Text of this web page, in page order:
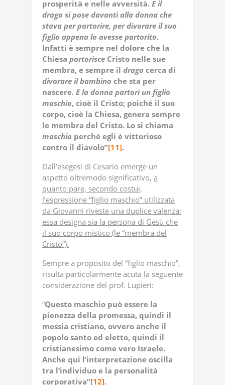
prosperità e nelle avversità. E il
drago si pose davanti alla donna che
stava per partorire, per divorare il suo
figlio appena lo avesse partorito.
Infatti è sempre nel dolore che la
Chiesa partorisce Cristo nelle sue
membra, e sempre il drago cerca di
divorare il bambino che sta per
nascere. E la donna partorì un figlio
maschio, cioè il Cristo; poiché il suo
corpo, cioè la Chiesa, genera sempre
le membra del Cristo. Lo si chiama
maschio perché egli è vittorioso
contro il diavolo”[11].
Dall’esegesi di Cesario emerge un
aspetto oltremodo significativo, a
quanto pare, secondo costui,
l’espressione “figlio maschio” utilizzata
da Giovanni riveste una duplice valenza:
essa designa sia la persona di Gesù che
il suo corpo mistico (le “membra del
Cristo”).
Sempre a proposito del “figlio maschio”,
risulta particolarmente acuta la seguente
considerazione del prof. Lupieri:
“Questo maschio può essere la
pienezza della promessa, quindi il
messia cristiano, ovvero anche il
popolo santo ed eletto, quindi il
cristianesimo come vero Israele.
Anche qui l’interpretazione oscilla
tra l’individuo e la personalità
corporativa”[12].